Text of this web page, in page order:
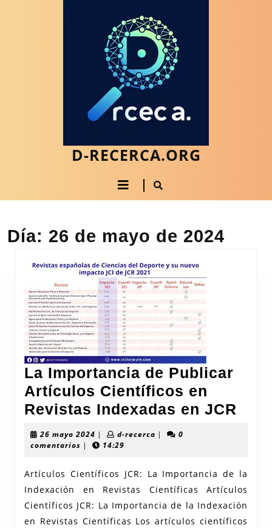
D-RECERCA.ORG
Botón
apertura
Día: 26 de mayo de 2024
La Importancia de Publicar
Artículos Científicos en
Revistas Indexadas en JCR
en
26 mayo 2024 26
mayo
| d-recercad-|
0
comentarios | 14:29
Artículos Científicos JCR: La Importancia de la
Indexación en Revistas Científicas Artículos
Científicos JCR: La Importancia de la Indexación
en Revistas Científicas Los artículos científicos